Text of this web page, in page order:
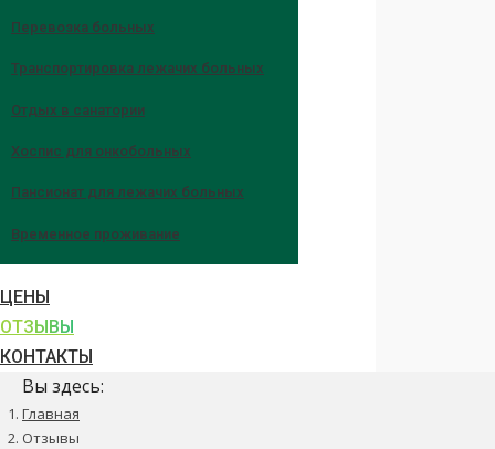
Перевозка больных
Транспортировка лежачих больных
Отдых в санатории
Хоспис для онкобольных
Пансионат для лежачих больных
Временное проживание
ЦЕНЫ
ОТЗЫВЫ
КОНТАКТЫ
Вы здесь:
Главная
Отзывы